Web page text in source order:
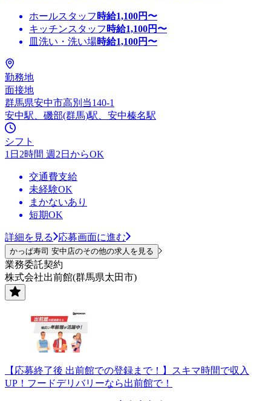
ホールスタッフ 時給1,100円〜
キッチンスタッフ 時給1,100円〜
皿洗い・洗い場時給1,100円〜
勤務地
面接地
群馬県安中市高別当140-1
安中駅、磯部(群馬)駅、安中榛名駅
シフト
1日2時間 週2日からOK
交通費支給
未経験OK
まかないあり
短期OK
詳細を見る 応募画面に進む
かっぱ寿司 安中店のその他の求人を見る
業務委託契約
株式会社出前館(群馬県太田市)
【応募終了後 出前館での登録まで！】スキマ時間で収入
UP！フードデリバリーなら出前館で！